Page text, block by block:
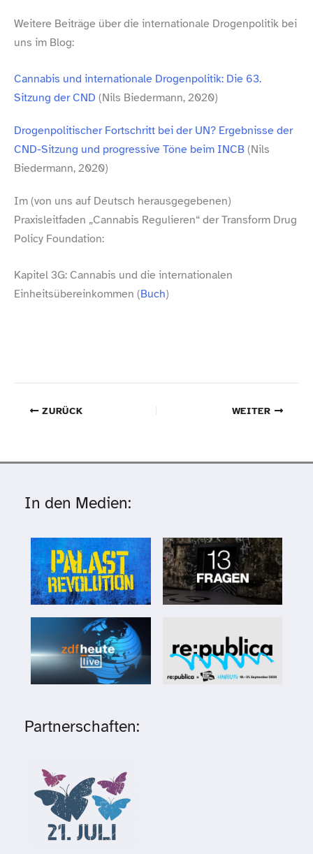
Weitere Beiträge über die internationale Drogenpolitik bei
uns im Blog:
Cannabis und internationale Drogenpolitik: Die 63.
Sitzung der CND (Nils Biedermann, 2020)
Drogenpolitischer Fortschritt bei der UN? Ergebnisse der
CND-​Sitzung und progressive Töne beim INCB(Nils
Biedermann, 2020)
Im (von uns auf Deutsch herausgegebenen)
Praxisleitfaden „Cannabis Regulieren“ der Transform Drug
Policy Foundation:
Kapitel 3G: Cannabis und die internationalen
Einheitsübereinkommen (Buch)
ZURÜCK WEITER
In den Medien:
Partnerschaften: